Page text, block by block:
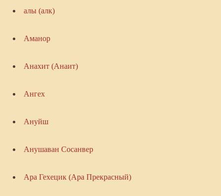
алы (алк)
Аманор
Анахит (Анаит)
Ангех
Ануйш
Анушаван Сосанвер
Ара Гехецик (Ара Прекрасный)